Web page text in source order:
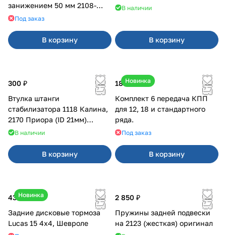
занижением 50 мм 2108-
21099, 2113-2115
Под заказ
В корзину
В наличии
В корзину
300 ₽
Втулка штанги
стабилизатора 1118 Калина,
2170 Приора (ID 21мм)
VTULKA (желтая) 17-01-110
В наличии
В корзину
Новинка
18 000 ₽
Комплект 6 передача КПП
для 12, 18 и стандартного
ряда.
Под заказ
В корзину
Новинка
43 000 ₽
Задние дисковые тормоза
Lucas 15 4х4, Шевроле
2 850 ₽
Пружины задней подвески
на 2123 (жесткая) оригинал